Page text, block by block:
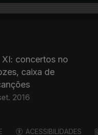
concertos no
caixa de
2016
ACESSIBILIDADES